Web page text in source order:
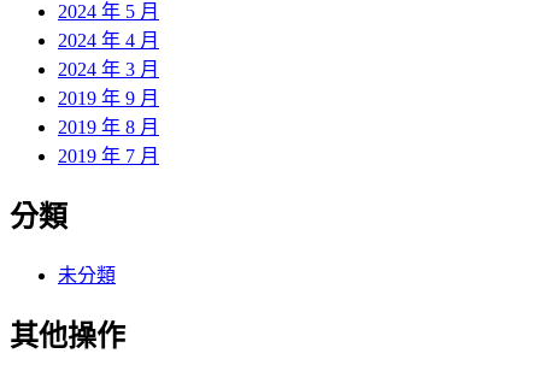
2024 年 5 月
2024 年 4 月
2024 年 3 月
2019 年 9 月
2019 年 8 月
2019 年 7 月
分類
未分類
其他操作